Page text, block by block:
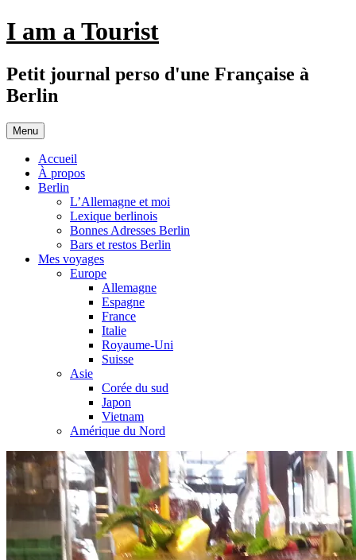
Aller
au
I am a Tourist
Petit journal perso d'une Française à
Berlin
Menu
Accueil
À propos
Berlin
L’Allemagne et moi
Lexique berlinois
Bonnes Adresses Berlin
Bars et restos Berlin
Mes voyages
Europe
Allemagne
Espagne
France
Italie
Royaume-Uni
Suisse
Asie
Corée du sud
Japon
Vietnam
Amérique du Nord